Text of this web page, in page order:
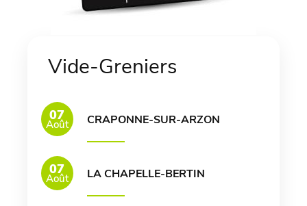
Vide-Greniers
07
Août CRAPONNE-SUR-ARZON
07
Août LA CHAPELLE-BERTIN